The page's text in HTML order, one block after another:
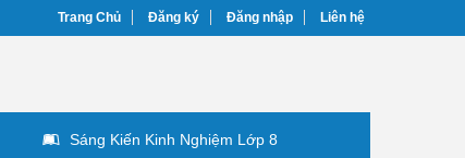
Trang Chủ Đăng ký Đăng nhập Liên hệ
Sáng Kiến Kinh Nghiệm Lớp 8